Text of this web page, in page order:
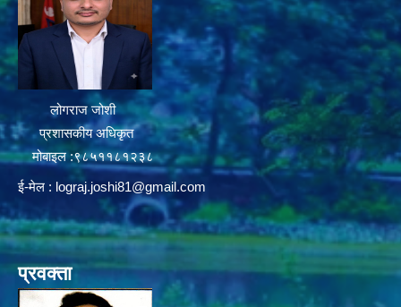
लोगराज जोशी
प्रशासकीय अधिकृत
मोबाइल :९८५११८१२३८
ई-मेल : lograj.joshi81@gmail.com
प्रवक्ता